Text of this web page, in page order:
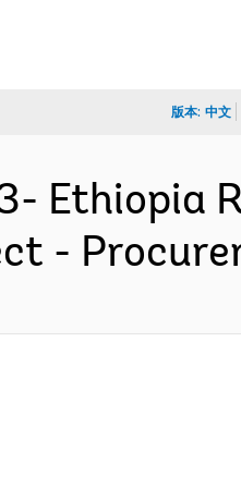
版本: 中文
Ethiopia
-